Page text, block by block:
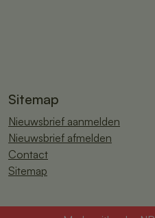
Sitemap
Nieuwsbrief aanmelden
Nieuwsbrief afmelden
Contact
Sitemap